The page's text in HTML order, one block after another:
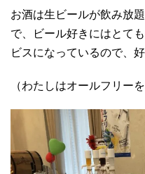
お酒は生ビールが飲み放
で、ビール好きにはとて
ビスになっているので、
（わたしはオールフリー